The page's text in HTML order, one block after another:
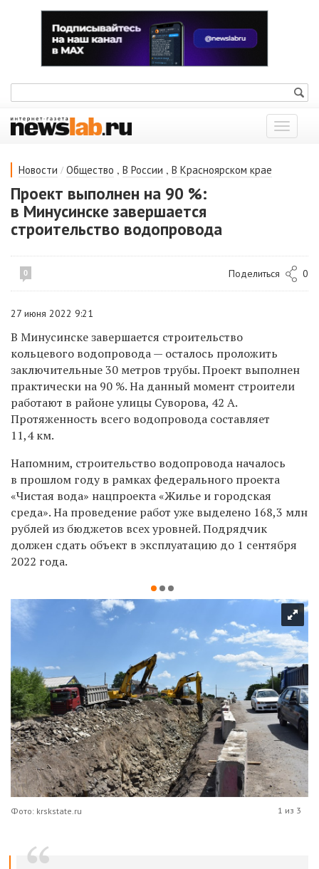
Показать
меню
Новости / Общество , В России , В Красноярском крае
Проект выполнен на 90 %:
в Минусинске завершается
строительство водопровода
0 Поделиться 0
27 июня 2022 9:21
В Минусинске завершается строительство
кольцевого водопровода — осталось проложить
заключительные 30 метров трубы. Проект выполнен
практически на 90 %. На данный момент строители
работают в районе улицы Суворова, 42 А.
Протяженность всего водопровода составляет
11,4 км.
Напомним, строительство водопровода началось
в прошлом году в рамках федерального проекта
«Чистая вода» нацпроекта «Жилье и городская
среда». На проведение работ уже выделено 168,3 млн
рублей из бюджетов всех уровней. Подрядчик
должен сдать объект в эксплуатацию до 1 сентября
2022 года.
Фото: krskstate.ru 1 из 3